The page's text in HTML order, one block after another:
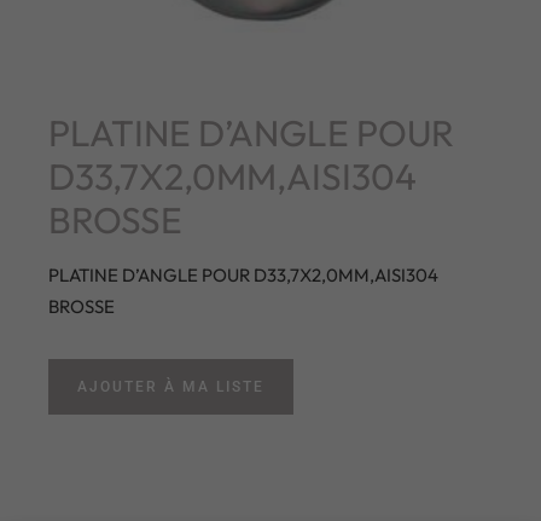
PLATINE D’ANGLE POUR
D33,7X2,0MM,AISI304
BROSSE
PLATINE D’ANGLE POUR D33,7X2,0MM,AISI304
BROSSE
AJOUTER À MA LISTE